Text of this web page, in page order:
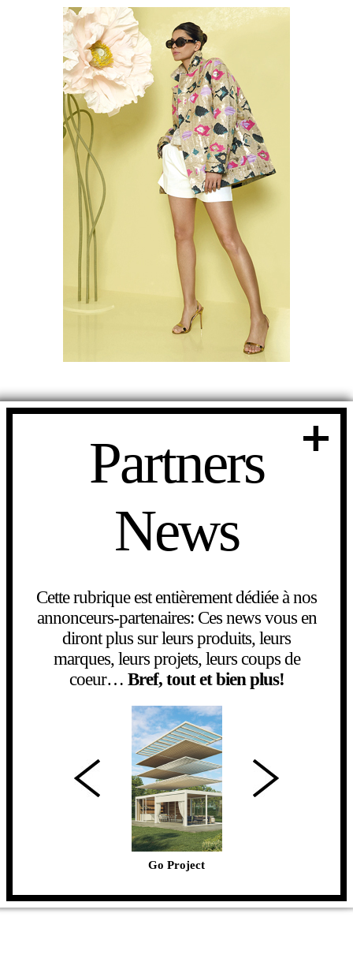
Partners
News
Cette rubrique est entièrement dédiée à nos
annonceurs-partenaires: Ces news vous en
diront plus sur leurs produits, leurs
marques, leurs projets, leurs coups de
coeur… Bref, tout et bien plus!
Go Project